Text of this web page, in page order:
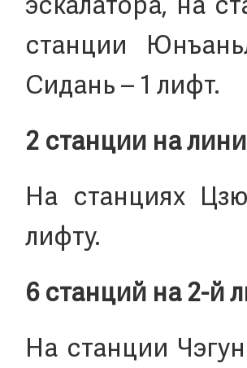
эскалатора, на
станции
Сидань – 1 лифт.
2 станции на
На станциях
лифту.
6 станций на 2-й
На станции